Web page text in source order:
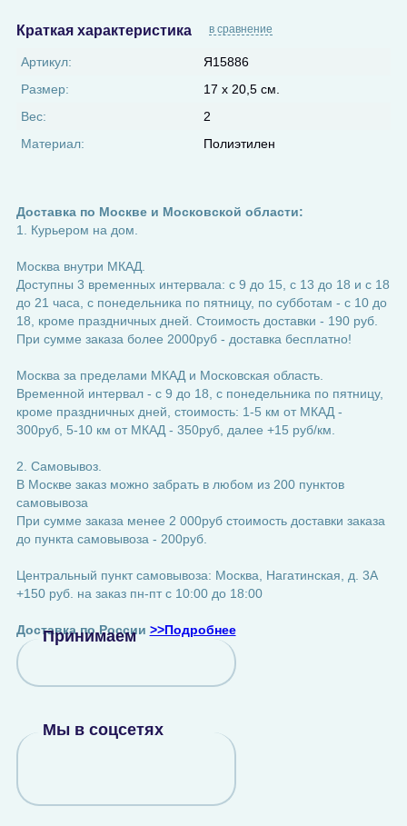
Краткая характеристика в сравнение
Артикул:
Я15886
Размер:
17 х 20,5 см.
Вес:
2
Материал:
Полиэтилен
Доставка по Москве и Московской области:
1. Курьером на дом.
Москва внутри МКАД.
Доступны 3 временных интервала: с 9 до 15, с 13 до 18 и с 18
до 21 часа, с понедельника по пятницу, по субботам - с 10 до
18, кроме праздничных дней. Стоимость доставки - 190 руб.
При сумме заказа более 2000руб - доставка бесплатно!
Москва за пределами МКАД и Московская область.
Временной интервал - с 9 до 18, с понедельника по пятницу,
кроме праздничных дней, стоимость: 1-5 км от МКАД -
300руб, 5-10 км от МКАД - 350руб, далее +15 руб/км.
2. Самовывоз.
В Москве заказ можно забрать в любом из 200 пунктов
самовывоза
При сумме заказа менее 2 000руб стоимость доставки заказа
до пункта самовывоза - 200руб.
Центральный пункт самовывоза: Москва, Нагатинская, д. 3А
+150 руб. на заказ пн-пт с 10:00 до 18:00
Доставка по России >>Подробнее
Принимаем
Мы в соцсетях